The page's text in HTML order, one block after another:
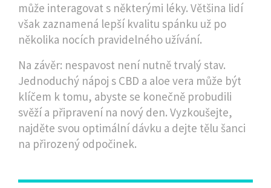
může interagovat s některými léky. Většina lidí
však zaznamená lepší kvalitu spánku už po
několika nocích pravidelného užívání.
Na závěr: nespavost není nutně trvalý stav.
Jednoduchý nápoj s CBD a aloe vera může být
klíčem k tomu, abyste se konečně probudili
svěží a připravení na nový den. Vyzkoušejte,
najděte svou optimální dávku a dejte tělu šanci
na přirozený odpočinek.